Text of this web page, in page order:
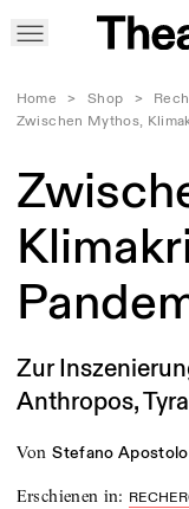
Home > Shop >
Zwischen Mythos,
Zur
Anthropos,
von Stefano Apostolo
Erschienen in: